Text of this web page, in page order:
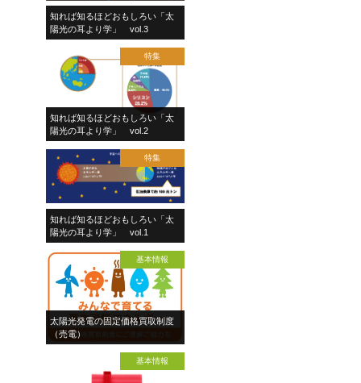
知れば知るほどおもしろい「太
陽光の耳より学」 vol.3
特集
知れば知るほどおもしろい「太
陽光の耳より学」 vol.2
特集
知れば知るほどおもしろい「太
陽光の耳より学」 vol.1
基本情報
太陽光発電の固定価格買取制度
（売電）
基本情報